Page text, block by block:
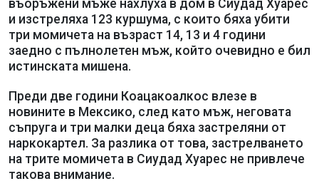
въоръжени мъже нахлуха в дом в Сиудад Хуарес
и изстреляха 123 куршума, с които бяха убити
три момичета на възраст 14, 13 и 4 години
заедно с пълнолетен мъж, който очевидно е бил
истинската мишена.
Преди две години Коацакоалкос влезе в
новините в Мексико, след като мъж, неговата
съпруга и три малки деца бяха застреляни от
наркокартел. За разлика от това, застрелването
на трите момичета в Сиудад Хуарес не привлече
такова внимание.